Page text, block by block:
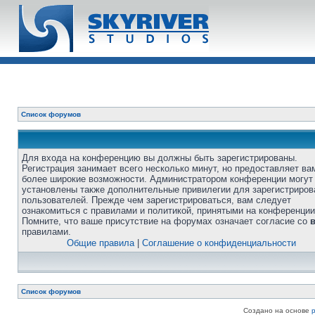
Список форумов
Для входа на конференцию вы должны быть зарегистрированы.
Регистрация занимает всего несколько минут, но предоставляет
более широкие возможности. Администратором конференции
установлены также дополнительные привилегии для
пользователей. Прежде чем зарегистрироваться, вам следует
ознакомиться с правилами и политикой, принятыми на
Помните, что ваше присутствие на форумах означает согласие со
правилами.
Общие правила| Соглашение о конфиденциальности
Список форумов
Создано на основе